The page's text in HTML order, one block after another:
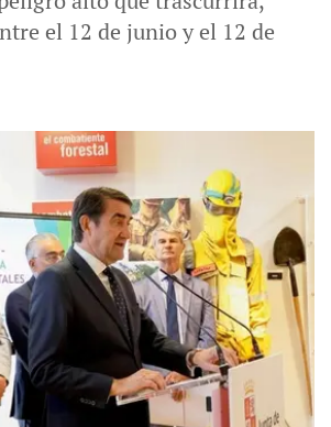
el 12 de junio y el 12 de